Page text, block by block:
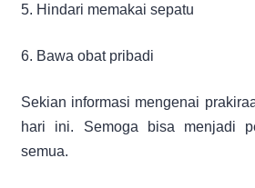
5. Hindari memakai sepatu
6. Bawa obat pribadi
Sekian informasi mengenai
hari ini. Semoga bisa menjadi
semua.